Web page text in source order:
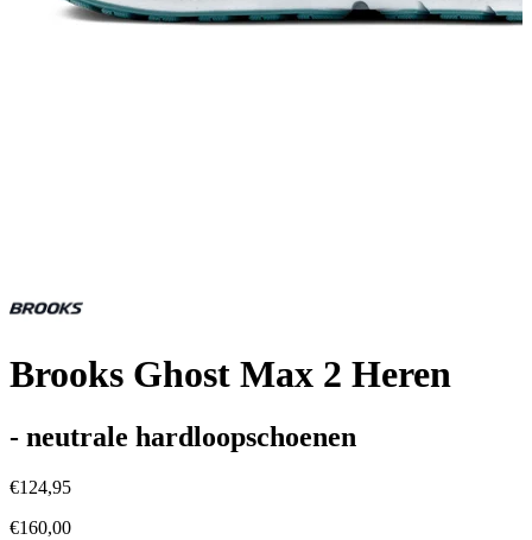
Brooks Ghost Max 2 Heren
- neutrale hardloopschoenen
€124,95
€160,00